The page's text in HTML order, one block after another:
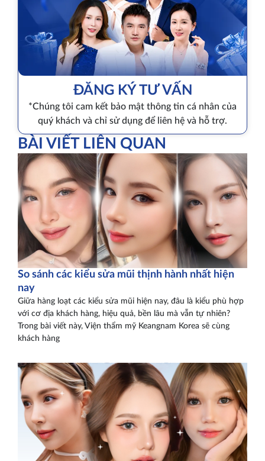
ĐĂNG KÝ TƯ VẤN
*Chúng tôi cam kết bảo mật thông tin cá nhân của
quý khách và chỉ sử dụng để liên hệ và hỗ trợ.
BÀI VIẾT LIÊN QUAN
So sánh các kiểu sửa mũi thịnh hành nhất hiện
nay
Giữa hàng loạt các kiểu sửa mũi hiện nay, đâu là kiểu phù hợp
với cơ địa khách hàng, hiệu quả, bền lâu mà vẫn tự nhiên?
Trong bài viết này, Viện thẩm mỹ Keangnam Korea sẽ cùng
khách hàng